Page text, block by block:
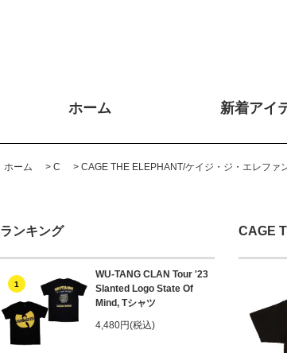
ホーム 新着アイ
ホーム > C > CAGE THE ELEPHANT/ケイジ・ジ・エレファ
ランキング
1
WU-TANG CLAN Tour '23
Slanted Logo State Of
Mind, Tシャツ
4,480円(税込)
CAGE